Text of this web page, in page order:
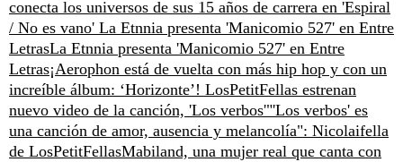
conecta los universos de sus 15 años de carrera en 'Espiral
/ No es vano' La Etnnia presenta 'Manicomio 527' en Entre
LetrasLa Etnnia presenta 'Manicomio 527' en Entre
Letras¡Aerophon está de vuelta con más hip hop y con un
increíble álbum: ‘Horizonte’! LosPetitFellas estrenan
nuevo video de la canción, 'Los verbos'"'Los verbos' es
una canción de amor, ausencia y melancolía": Nicolaifella
de LosPetitFellasMabiland, una mujer real que canta con